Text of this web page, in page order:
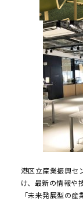
港区立産業振興セ
け、最新の情報や
「未来発展型の産